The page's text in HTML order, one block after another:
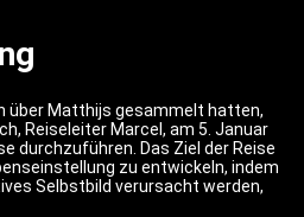
über Matthijs gesammelt hatten,
Reiseleiter Marcel, am 5. Januar
durchzuführen. Das Ziel der Reise
zu entwickeln, indem
Selbstbild verursacht werden,